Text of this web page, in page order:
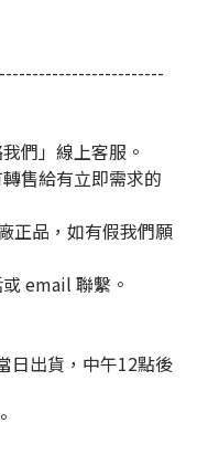
們」線上客服。
售給有立即需求的
正品，如有假我們願
email 聯繫。
日出貨，中午12點後